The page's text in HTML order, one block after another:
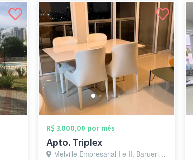
R$ 3.000,00 por mês
Apto. Triplex
Melville Empresarial I e II, Barueri - SP